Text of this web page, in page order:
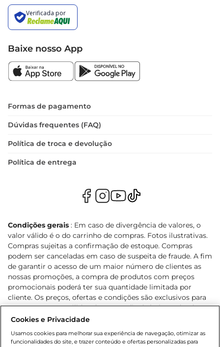
Baixe nosso App
Formas de pagamento
Dúvidas frequentes (FAQ)
Política de troca e devolução
Política de entrega
Condições gerais : Em caso de divergência de valores, o
valor válido é o do carrinho de compras. Fotos ilustrativas.
Compras sujeitas a confirmação de estoque. Compras
podem ser canceladas em caso de suspeita de fraude. A fim
de garantir o acesso de um maior número de clientes as
nossas promoções, a compra de produtos com preços
promocionais poderá ter sua quantidade limitada por
cliente. Os preços, ofertas e condições são exclusivos para
o e-commerce e válidos durante o dia de hoje, podendo
sofrer alterações sem prévia notificação. Proibida a venda
Lei n.º 8069/90, art. 81, inciso II (Estatuto da Criança e do
Cookies e Privacidade
Usamos cookies para melhorar sua experiência de navegação, otimizar as
funcionalidades do site, e trazer conteúdo e ofertas personalizadas para